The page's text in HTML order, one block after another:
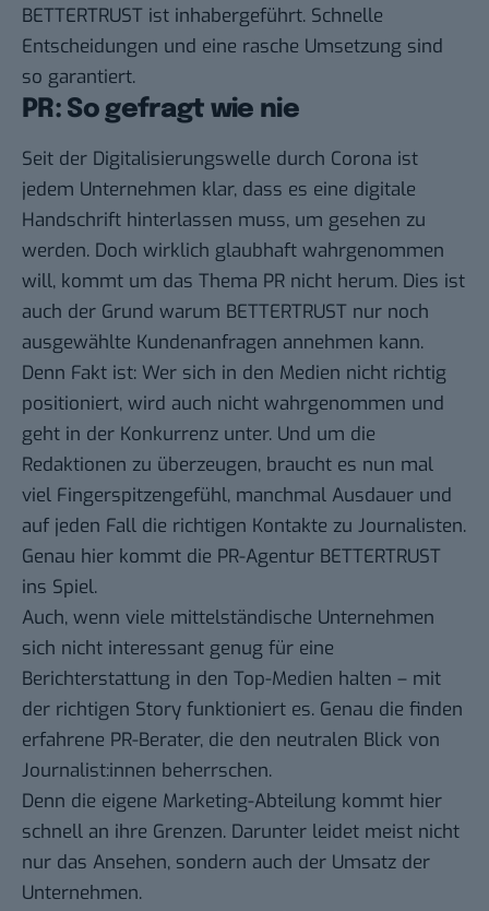
BETTERTRUST ist inhabergeführt. Schnelle
Entscheidungen und eine rasche Umsetzung sind
so garantiert.
PR: So gefragt wie nie
Seit der Digitalisierungswelle durch Corona ist
jedem Unternehmen klar, dass es eine digitale
Handschrift hinterlassen muss, um gesehen zu
werden. Doch wirklich glaubhaft wahrgenommen
will, kommt um das Thema PR nicht herum. Dies ist
auch der Grund warum BETTERTRUST nur noch
ausgewählte Kundenanfragen annehmen kann.
Denn Fakt ist: Wer sich in den Medien nicht richtig
positioniert, wird auch nicht wahrgenommen und
geht in der Konkurrenz unter. Und um die
Redaktionen zu überzeugen, braucht es nun mal
viel Fingerspitzengefühl, manchmal Ausdauer und
auf jeden Fall die richtigen Kontakte zu Journalisten.
Genau hier kommt die PR-Agentur BETTERTRUST
ins Spiel.
Auch, wenn viele mittelständische Unternehmen
sich nicht interessant genug für eine
Berichterstattung in den Top-Medien halten – mit
der richtigen Story funktioniert es. Genau die finden
erfahrene PR-Berater, die den neutralen Blick von
Journalist:innen beherrschen.
Denn die eigene Marketing-Abteilung kommt hier
schnell an ihre Grenzen. Darunter leidet meist nicht
nur das Ansehen, sondern auch der Umsatz der
Unternehmen.